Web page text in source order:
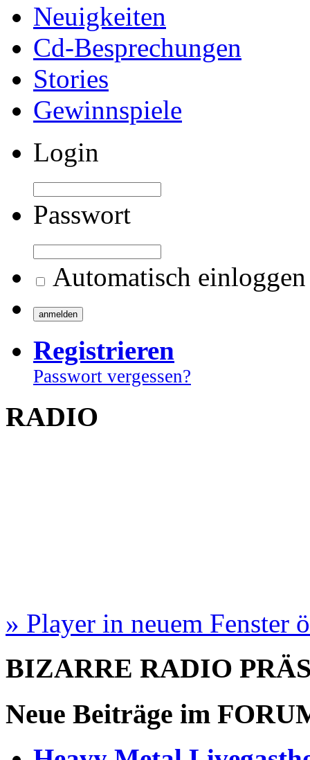
Neuigkeiten
Cd-Besprechungen
Stories
Gewinnspiele
Login
Passwort
Automatisch einloggen
Registrieren
Passwort vergessen?
RADIO
» Player in neuem Fenster
BIZARRE RADIO
Neue Beiträge im